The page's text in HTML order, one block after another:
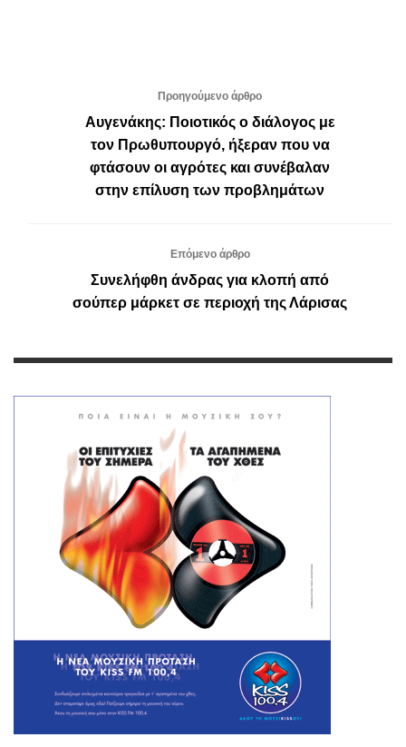
Προηγούμενο άρθρο
Αυγενάκης: Ποιοτικός ο διάλογος με
τον Πρωθυπουργό, ήξεραν που να
φτάσουν οι αγρότες και συνέβαλαν
στην επίλυση των προβλημάτων
Επόμενο άρθρο
Συνελήφθη άνδρας για κλοπή από
σούπερ μάρκετ σε περιοχή της Λάρισας